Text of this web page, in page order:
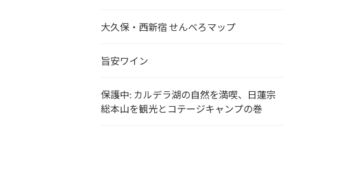
大久保・西新宿 せんべろマップ
旨安ワイン
保護中: カルデラ湖の自然を満喫、日蓮宗
総本山を観光とコテージキャンプの巻